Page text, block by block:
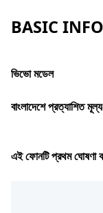
BASIC
ভিভো মডেল
বাংলাদেশে প্রত্যাশিত
এই ফোনটি প্রথম ঘোষণা